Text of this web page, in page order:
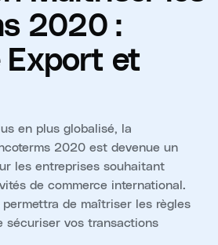
2020 :
Export et
en plus globalisé, la
2020 est devenue un
les entreprises souhaitant
de commerce international.
de maîtriser les règles
sécuriser vos transactions